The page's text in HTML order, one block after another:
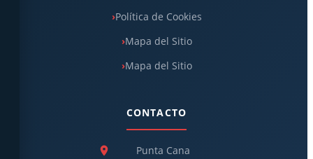
Política de Cookies
Mapa del Sitio
Mapa del Sitio
CONTACTO
Punta Cana